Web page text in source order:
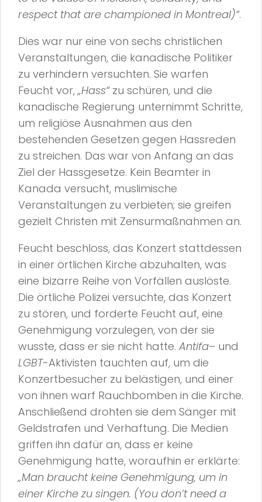
respect that are championed in Montreal)“.
Dies war nur eine von sechs christlichen
Veranstaltungen, die kanadische Politiker
zu verhindern versuchten. Sie warfen
Feucht vor,„Hass“zu schüren, und die
kanadische Regierung unternimmt Schritte,
um religiöse Ausnahmen aus den
bestehenden Gesetzen gegen Hassreden
zu streichen. Das war von Anfang an das
Ziel der Hassgesetze. Kein Beamter in
Kanada versucht, muslimische
Veranstaltungen zu verbieten; sie greifen
gezielt Christen mit Zensurmaßnahmen an.
Feucht beschloss, das Konzert stattdessen
in einer örtlichen Kirche abzuhalten, was
eine bizarre Reihe von Vorfällen auslöste.
Die örtliche Polizei versuchte, das Konzert
zu stören, und forderte Feucht auf, eine
Genehmigung vorzulegen, von der sie
wusste, dass er sie nicht hatte. Antifa– und
LGBT-Aktivisten tauchten auf, um die
Konzertbesucher zu belästigen, und einer
von ihnen warf Rauchbomben in die Kirche.
Anschließend drohten sie dem Sänger mit
Geldstrafen und Verhaftung. Die Medien
griffen ihn dafür an, dass er keine
Genehmigung hatte, woraufhin er erklärte:
„Man braucht keine Genehmigung, um in
einer Kirche zu singen. (You don’t need a